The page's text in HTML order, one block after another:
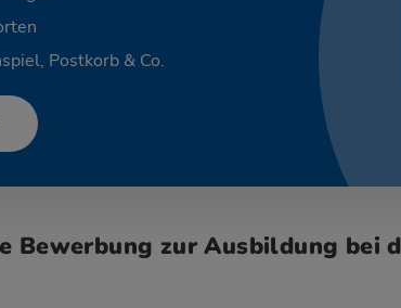
Postkorb & Co.
Bewerbung zur Ausbildung bei